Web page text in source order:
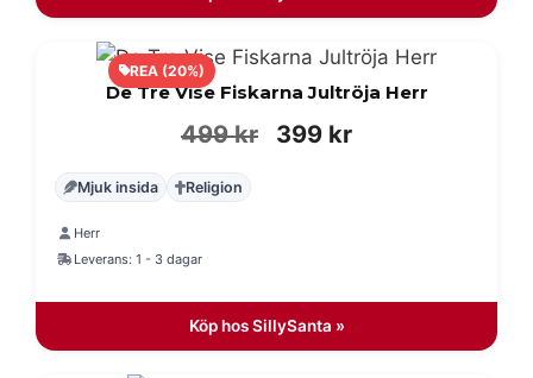
REA (20%)
De Tre Vise Fiskarna Jultröja Herr
499kr
Det
399 krDet
Mjuk insida Religion
Herr
Leverans: 1 - 3 dagar
Köp hos SillySanta »